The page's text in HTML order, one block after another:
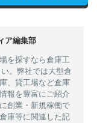
ア編集部
を探すなら倉庫工
。弊社では大型倉
、貸工場など倉庫
報を豊富にご紹介
創業・新規稼働で
庫等に関連した記